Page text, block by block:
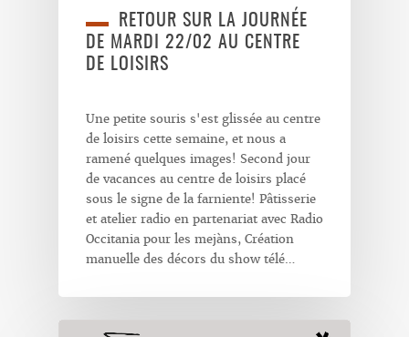
RETOUR SUR LA JOURNÉE
DE MARDI 22/02 AU CENTRE
DE LOISIRS
Une petite souris s'est glissée au centre
de loisirs cette semaine, et nous a
ramené quelques images! Second jour
de vacances au centre de loisirs placé
sous le signe de la farniente! Pâtisserie
et atelier radio en partenariat avec Radio
Occitania pour les mejàns, Création
manuelle des décors du show télé…